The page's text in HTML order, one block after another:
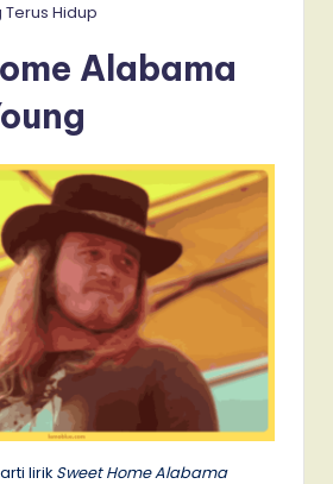
Hidup
Alabama
lirik Sweet Home Alabama